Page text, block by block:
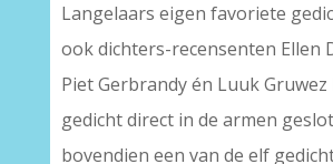
Langelaars eigen favoriete
ook dichters-recensenten Ellen
Piet Gerbrandy én Luuk
gedicht direct in de armen
bovendien een van de elf